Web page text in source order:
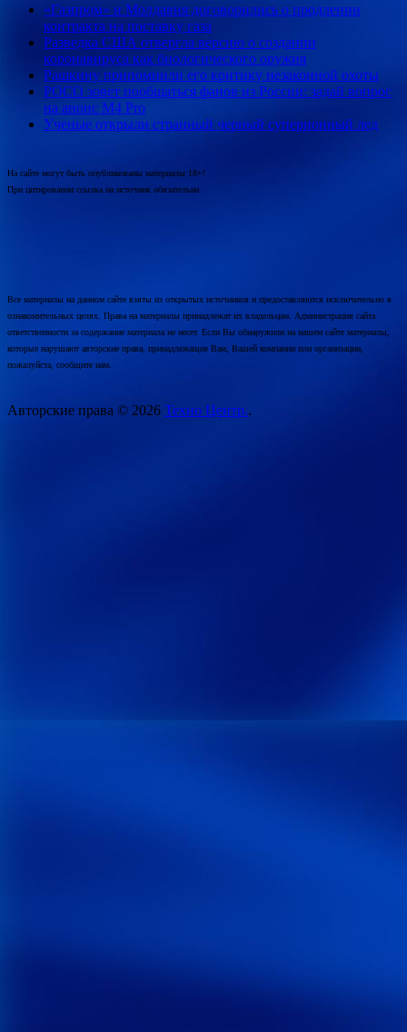
«Газпром» и Молдавия договорились о продлении
контракта на поставку газа
Разведка США отвергла версию о создании
коронавируса как биологического оружия
Рашкину припомнили его критику незаконной охоты
POCO зовет пообщаться фанов из России: задай вопрос
на анонс M4 Pro
Ученые открыли странный черный суперионный лед
На сайте могут быть опубликованы материалы 18+!
При цитировании ссылка на источник обязательна.
Все материалы на данном сайте взяты из открытых источников и предоставляются исключительно в
ознакомительных целях. Права на материалы принадлежат их владельцам. Администрация сайта
ответственности за содержание материала не несет. Если Вы обнаружили на нашем сайте материалы,
которые нарушают авторские права, принадлежащие Вам, Вашей компании или организации,
пожалуйста, сообщите нам.
Авторские права © 2026 Техно Центр..